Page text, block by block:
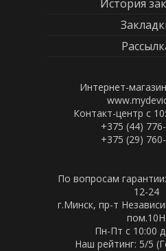
История
Интернет-
Контакт-центр с
+375 (44)
+375 (29)
По вопросам
12-24
г.Минск, пр-т
пом.10Н
Пн-Пт c 10:00
Наш рейтинг: 5/5